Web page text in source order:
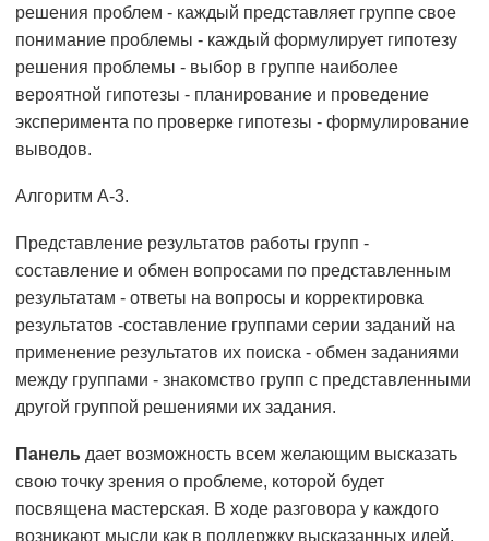
решения проблем - каждый представляет группе свое
понимание проблемы - каждый формулирует гипотезу
решения проблемы - выбор в группе наиболее
вероятной гипотезы - планирование и проведение
эксперимента по проверке гипотезы - формулирование
выводов.
Алгоритм А-3.
Представление результатов работы групп -
составление и обмен вопросами по представленным
результатам - ответы на вопросы и корректировка
результатов -составление группами серии заданий на
применение результатов их поиска - обмен заданиями
между группами - знакомство групп с представленными
другой группой решениями их задания.
Панель дает возможность всем желающим высказать
свою точку зрения о проблеме, которой будет
посвящена мастерская. В ходе разговора у каждого
возникают мысли как в поддержку высказанных идей,